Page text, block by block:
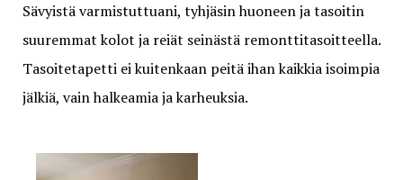
Sävyistä varmistuttuani, tyhjäsin huoneen ja tasoitin
suuremmat kolot ja reiät seinästä remonttitasoitteella.
Tasoitetapetti ei kuitenkaan peitä ihan kaikkia isoimpia
jälkiä, vain halkeamia ja karheuksia.